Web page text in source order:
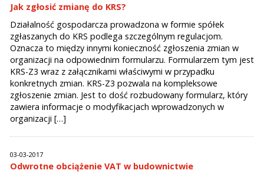
Jak zgłosić zmianę do KRS?
Działalność gospodarcza prowadzona w formie spółek
zgłaszanych do KRS podlega szczególnym regulacjom.
Oznacza to między innymi konieczność zgłoszenia zmian w
organizacji na odpowiednim formularzu. Formularzem tym jest
KRS-Z3 wraz z załącznikami właściwymi w przypadku
konkretnych zmian. KRS-Z3 pozwala na kompleksowe
zgłoszenie zmian. Jest to dość rozbudowany formularz, który
zawiera informacje o modyfikacjach wprowadzonych w
organizacji […]
03-03-2017
Odwrotne obciążenie VAT w budownictwie